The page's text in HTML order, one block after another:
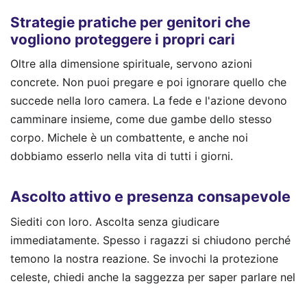
Strategie pratiche per genitori che
vogliono proteggere i propri cari
Oltre alla dimensione spirituale, servono azioni
concrete. Non puoi pregare e poi ignorare quello che
succede nella loro camera. La fede e l'azione devono
camminare insieme, come due gambe dello stesso
corpo. Michele è un combattente, e anche noi
dobbiamo esserlo nella vita di tutti i giorni.
Ascolto attivo e presenza consapevole
Siediti con loro. Ascolta senza giudicare
immediatamente. Spesso i ragazzi si chiudono perché
temono la nostra reazione. Se invochi la protezione
celeste, chiedi anche la saggezza per saper parlare nel